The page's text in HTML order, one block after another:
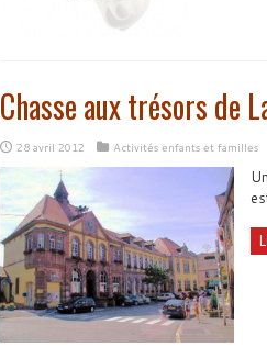
Chasse aux trésors de
28 avril 2012 Activités enfants et familles